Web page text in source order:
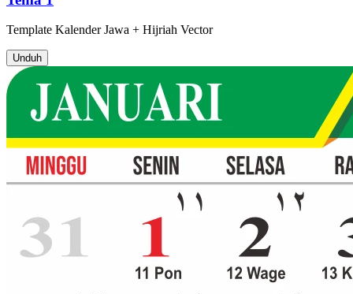
Template Kalender Jawa + Hijriah Vector
Unduh